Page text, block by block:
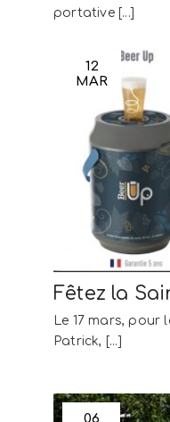
portative [...]
12
MAR
Fêtez la
Le 17 mars,
Patrick, [...]
06